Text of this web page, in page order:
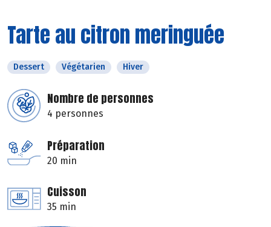
Tarte au citron meringuée
Dessert Végétarien Hiver
Nombre de personnes
4 personnes
Préparation
20 min
Cuisson
35 min